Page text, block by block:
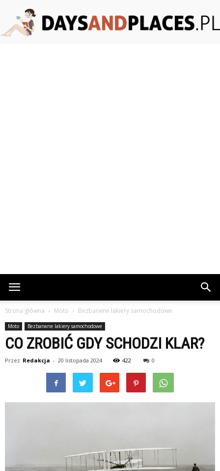
Strona główna Moto Bezbarwne lakiery samochodowe
Moto Bezbarwne lakiery samochodowe
CO ZROBIĆ GDY SCHODZI KLAR?
Przez Redakcja - 20 listopada 2024 422 0